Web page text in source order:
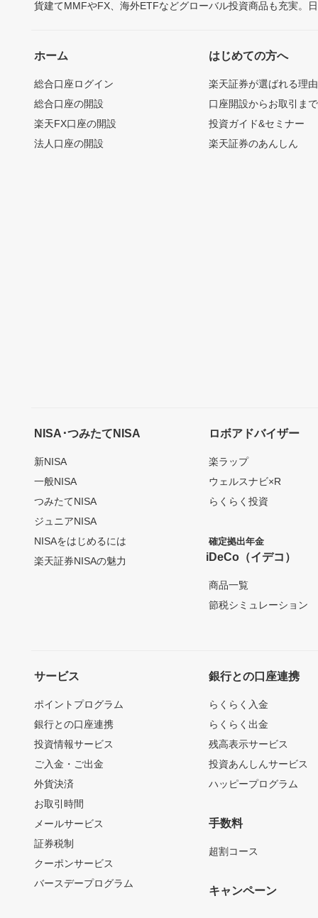
貨建てMMFやFX、海外ETFなどグローバル投資商品も充実。
ホーム
総合口座ログイン
総合口座の開設
楽天FX口座の開設
法人口座の開設
はじめての方へ
楽天証券が選ばれる理由
口座開設からお取引ま
投資ガイド&セミナー
楽天証券のあんしん
NISA･つみたてNISA
新NISA
一般NISA
つみたてNISA
ジュニアNISA
NISAをはじめるには
楽天証券NISAの魅力
ロボアドバイザー
楽ラップ
ウェルスナビ×R
らくらく投資
確定拠出年金
iDeCo（イデコ）
商品一覧
節税シミュレーション
サービス
ポイントプログラム
銀行との口座連携
投資情報サービス
ご入金・ご出金
外貨決済
お取引時間
メールサービス
証券税制
クーポンサービス
バースデープログラム
銀行との口座連携
らくらく入金
らくらく出金
残高表示サービス
投資あんしんサービス
ハッピープログラム
手数料
超割コース
キャンペーン